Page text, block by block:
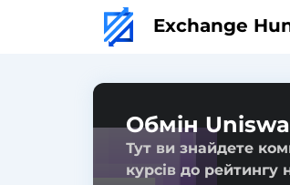
Exchange
Обмін
Тут ви знайдете
курсів до